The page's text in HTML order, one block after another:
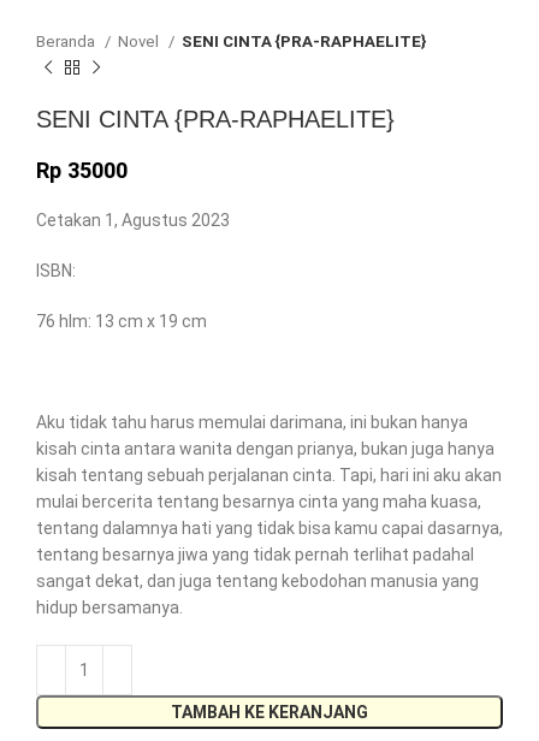
Beranda Novel SENI CINTA {PRA-RAPHAELITE}
SENI CINTA {PRA-RAPHAELITE}
Rp 35000
Cetakan 1, Agustus 2023
ISBN:
76 hlm: 13 cm x 19 cm
Aku tidak tahu harus memulai darimana, ini bukan hanya
kisah cinta antara wanita dengan prianya, bukan juga hanya
kisah tentang sebuah perjalanan cinta. Tapi, hari ini aku akan
mulai bercerita tentang besarnya cinta yang maha kuasa,
tentang dalamnya hati yang tidak bisa kamu capai dasarnya,
tentang besarnya jiwa yang tidak pernah terlihat padahal
sangat dekat, dan juga tentang kebodohan manusia yang
hidup bersamanya.
TAMBAH KE KERANJANG